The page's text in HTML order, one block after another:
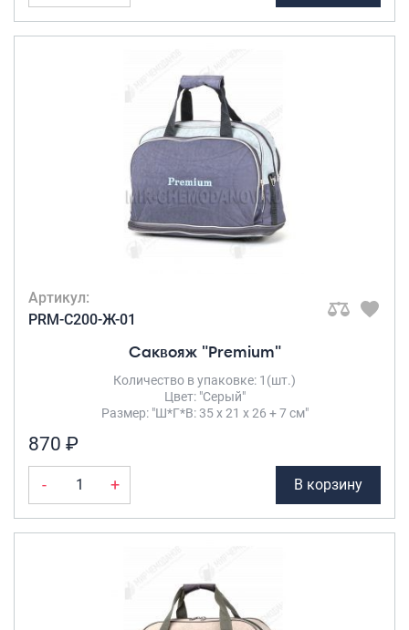
Артикул:
PRM-C200-Ж-01
Саквояж "Premium"
Количество в упаковке: 1(шт.)
Цвет: "Серый"
Размер: "Ш*Г*В: 35 х 21 х 26 + 7 см"
870 ₽
- + В корзину